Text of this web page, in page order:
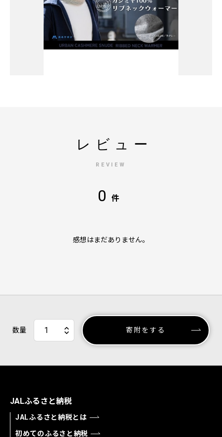
レビュー
REVIEW
0 件
感想はまだありません。
数量 寄附をする
JALふるさと納税
JALふるさと納税とは
初めてのふるさと納税